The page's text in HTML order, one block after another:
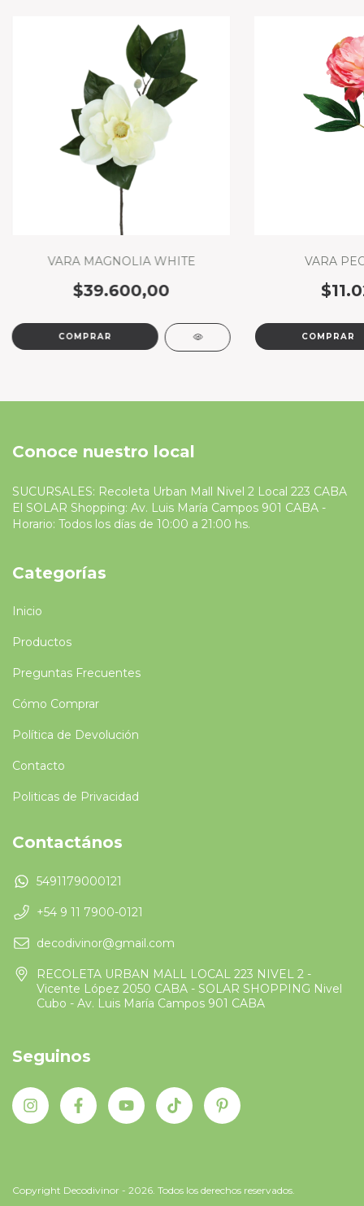
VARA MAGNOLIA WHITE
$39.600,00
VARA
Conoce nuestro local
SUCURSALES: Recoleta Urban Mall Nivel 2 Local 223 CABA
El SOLAR Shopping: Av. Luis María Campos 901 CABA -
Horario: Todos los días de 10:00 a 21:00 hs.
Categorías
Inicio
Productos
Preguntas Frecuentes
Cómo Comprar
Política de Devolución
Contacto
Politicas de Privacidad
Contactános
5491179000121
+54 9 11 7900-0121
decodivinor@gmail.com
RECOLETA URBAN MALL LOCAL 223 NIVEL 2 -
Vicente López 2050 CABA - SOLAR SHOPPING Nivel
Cubo - Av. Luis María Campos 901 CABA
Seguinos
Copyright Decodivinor - 2026. Todos los derechos reservados.